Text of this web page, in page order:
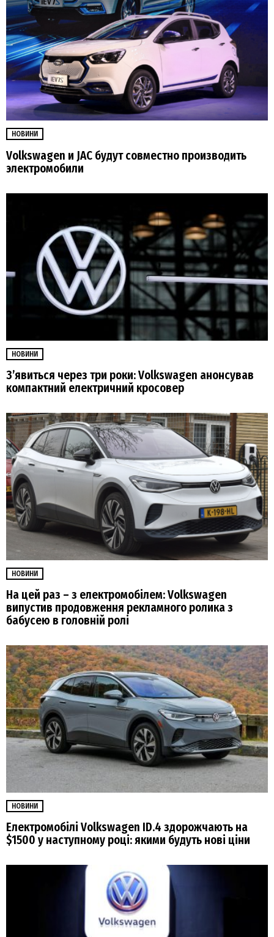
НОВИНИ
Volkswagen и JAC будут совместно производить
электромобили
НОВИНИ
З’явиться через три роки: Volkswagen анонсував
компактний електричний кросовер
НОВИНИ
На цей раз – з електромобілем: Volkswagen
випустив продовження рекламного ролика з
бабусею в головній ролі
НОВИНИ
Електромобілі Volkswagen ID.4 здорожчають на
$1500 у наступному році: якими будуть нові ціни